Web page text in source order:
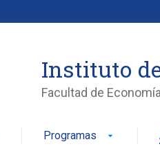
Instituto
Facultad de
Programas arrow_drop_down